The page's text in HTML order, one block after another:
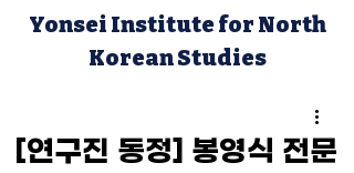
Yonsei Institute for North
Korean Studies
[연구진 동정] 봉영식 전문